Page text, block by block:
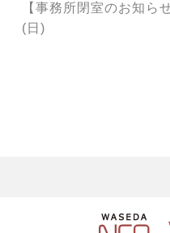
【事務所閉室のお知ら
(日)